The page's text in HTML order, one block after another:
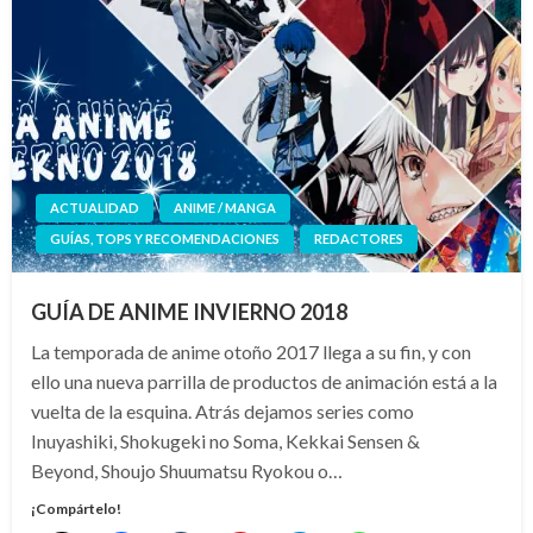
ACTUALIDAD
ANIME / MANGA
GUÍAS, TOPS Y RECOMENDACIONES
REDACTORES
GUÍA DE ANIME INVIERNO 2018
La temporada de anime otoño 2017 llega a su fin, y con
ello una nueva parrilla de productos de animación está a la
vuelta de la esquina. Atrás dejamos series como
Inuyashiki, Shokugeki no Soma, Kekkai Sensen &
Beyond, Shoujo Shuumatsu Ryokou o…
¡Compártelo!